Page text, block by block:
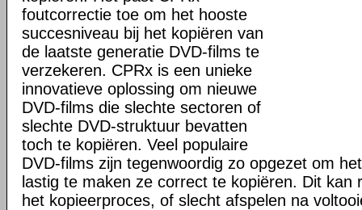
foutcorrectie toe om het hooste
succesniveau bij het kopiëren van
de laatste generatie DVD-films te
verzekeren. CPRx is een unieke
innovatieve oplossing om nieuwe
DVD-films die slechte sectoren of
slechte DVD-struktuur bevatten
toch te kopiëren. Veel populaire
DVD-films zijn tegenwoordig zo opgezet om
lastig te maken ze correct te kopiëren. Dit kan
het kopieerproces, of slecht afspelen na